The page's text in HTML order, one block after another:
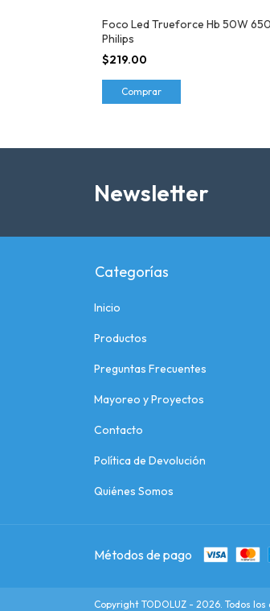
Foco Led Trueforce Hb 50W
Philips
$219.00
Comprar
Newsletter
Categorías
Inicio
Productos
Preguntas Frecuentes
Mayoreo y Proyectos
Contacto
Política de Devolución
Quiénes Somos
Métodos de pago
Copyright TODOLUZ - 2026. Todos